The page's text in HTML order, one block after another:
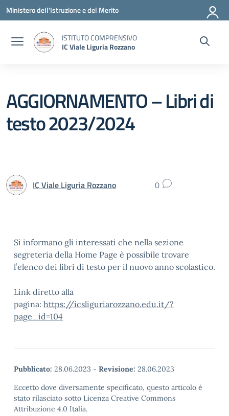
Vai ai contenuti
Vai al menu di navigazione
Vai al footer
Ministero dell'Istruzione e del Merito
ISTITUTO COMPRENSIVO
IC Viale Liguria Rozzano
AGGIORNAMENTO – Libri di
testo 2023/2024
IC Viale Liguria Rozzano 0
Si informano gli interessati che nella sezione
segreteria della Home Page è possibile trovare
l’elenco dei libri di testo per il nuovo anno scolastico.
Link diretto alla
pagina: https://icsliguriarozzano.edu.it/?
page_id=104
Pubblicato: 28.06.2023 - Revisione: 28.06.2023
Eccetto dove diversamente specificato, questo articolo è
stato rilasciato sotto Licenza Creative Commons
Attribuzione 4.0 Italia.